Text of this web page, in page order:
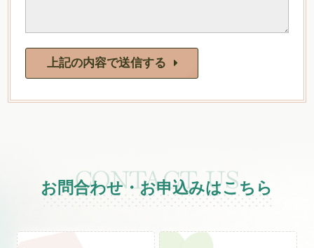
上記の内容で送信する
お問合わせ・お申込みはこちら